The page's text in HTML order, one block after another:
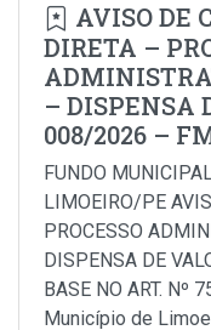
AVISO DE
DIRETA –
– DISPENSA
008/2026 –
FUNDO
LIMOEIRO/PE
PROCESSO
DISPENSA DE
BASE NO ART. Nº
Município de